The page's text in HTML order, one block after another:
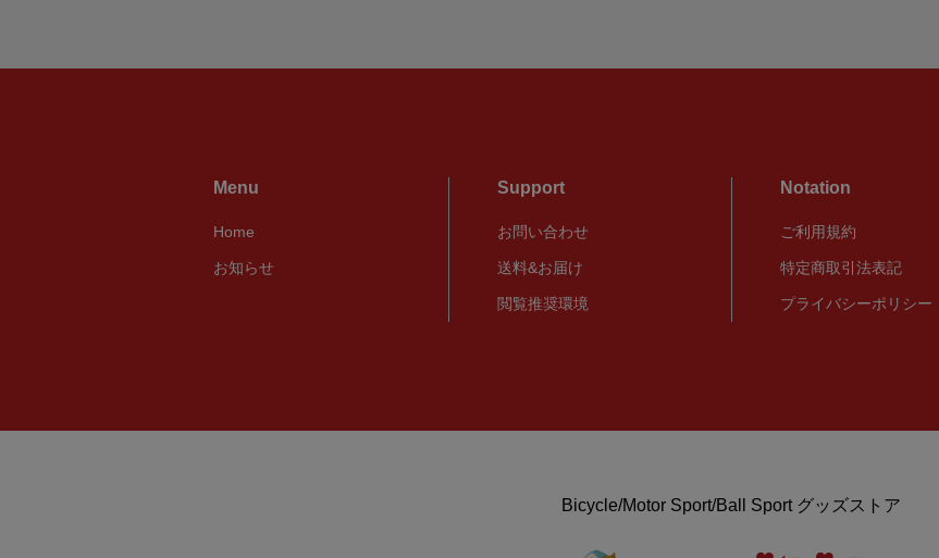
Menu
Home
お知らせ
Support
お問い合わせ
送料&お届け
閲覧推奨環境
Notation
ご利用規約
特定商取引法表記
プライバシーポリシー
Bicycle/Motor Sport/Ball Sport グッズストア